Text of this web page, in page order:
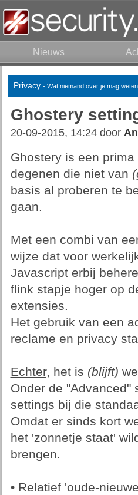
Nieuws
Privacy - Wat niemand over je mag weten
Ghostery
20-09-2015, 14:24 door
Ghostery is een
degenen die niet van
basis al proberen te
gaan.
Met een combi van
wijze dat voor
Javascript erbij
flink stapje hoger op
extensies.
Het gebruik van een
reclame en privacy
Echter, het is (blijft)
Onder de
settings bij die
Omdat er sinds kort
het 'zonnetje staat'
brengen.
• Relatief 'oude-